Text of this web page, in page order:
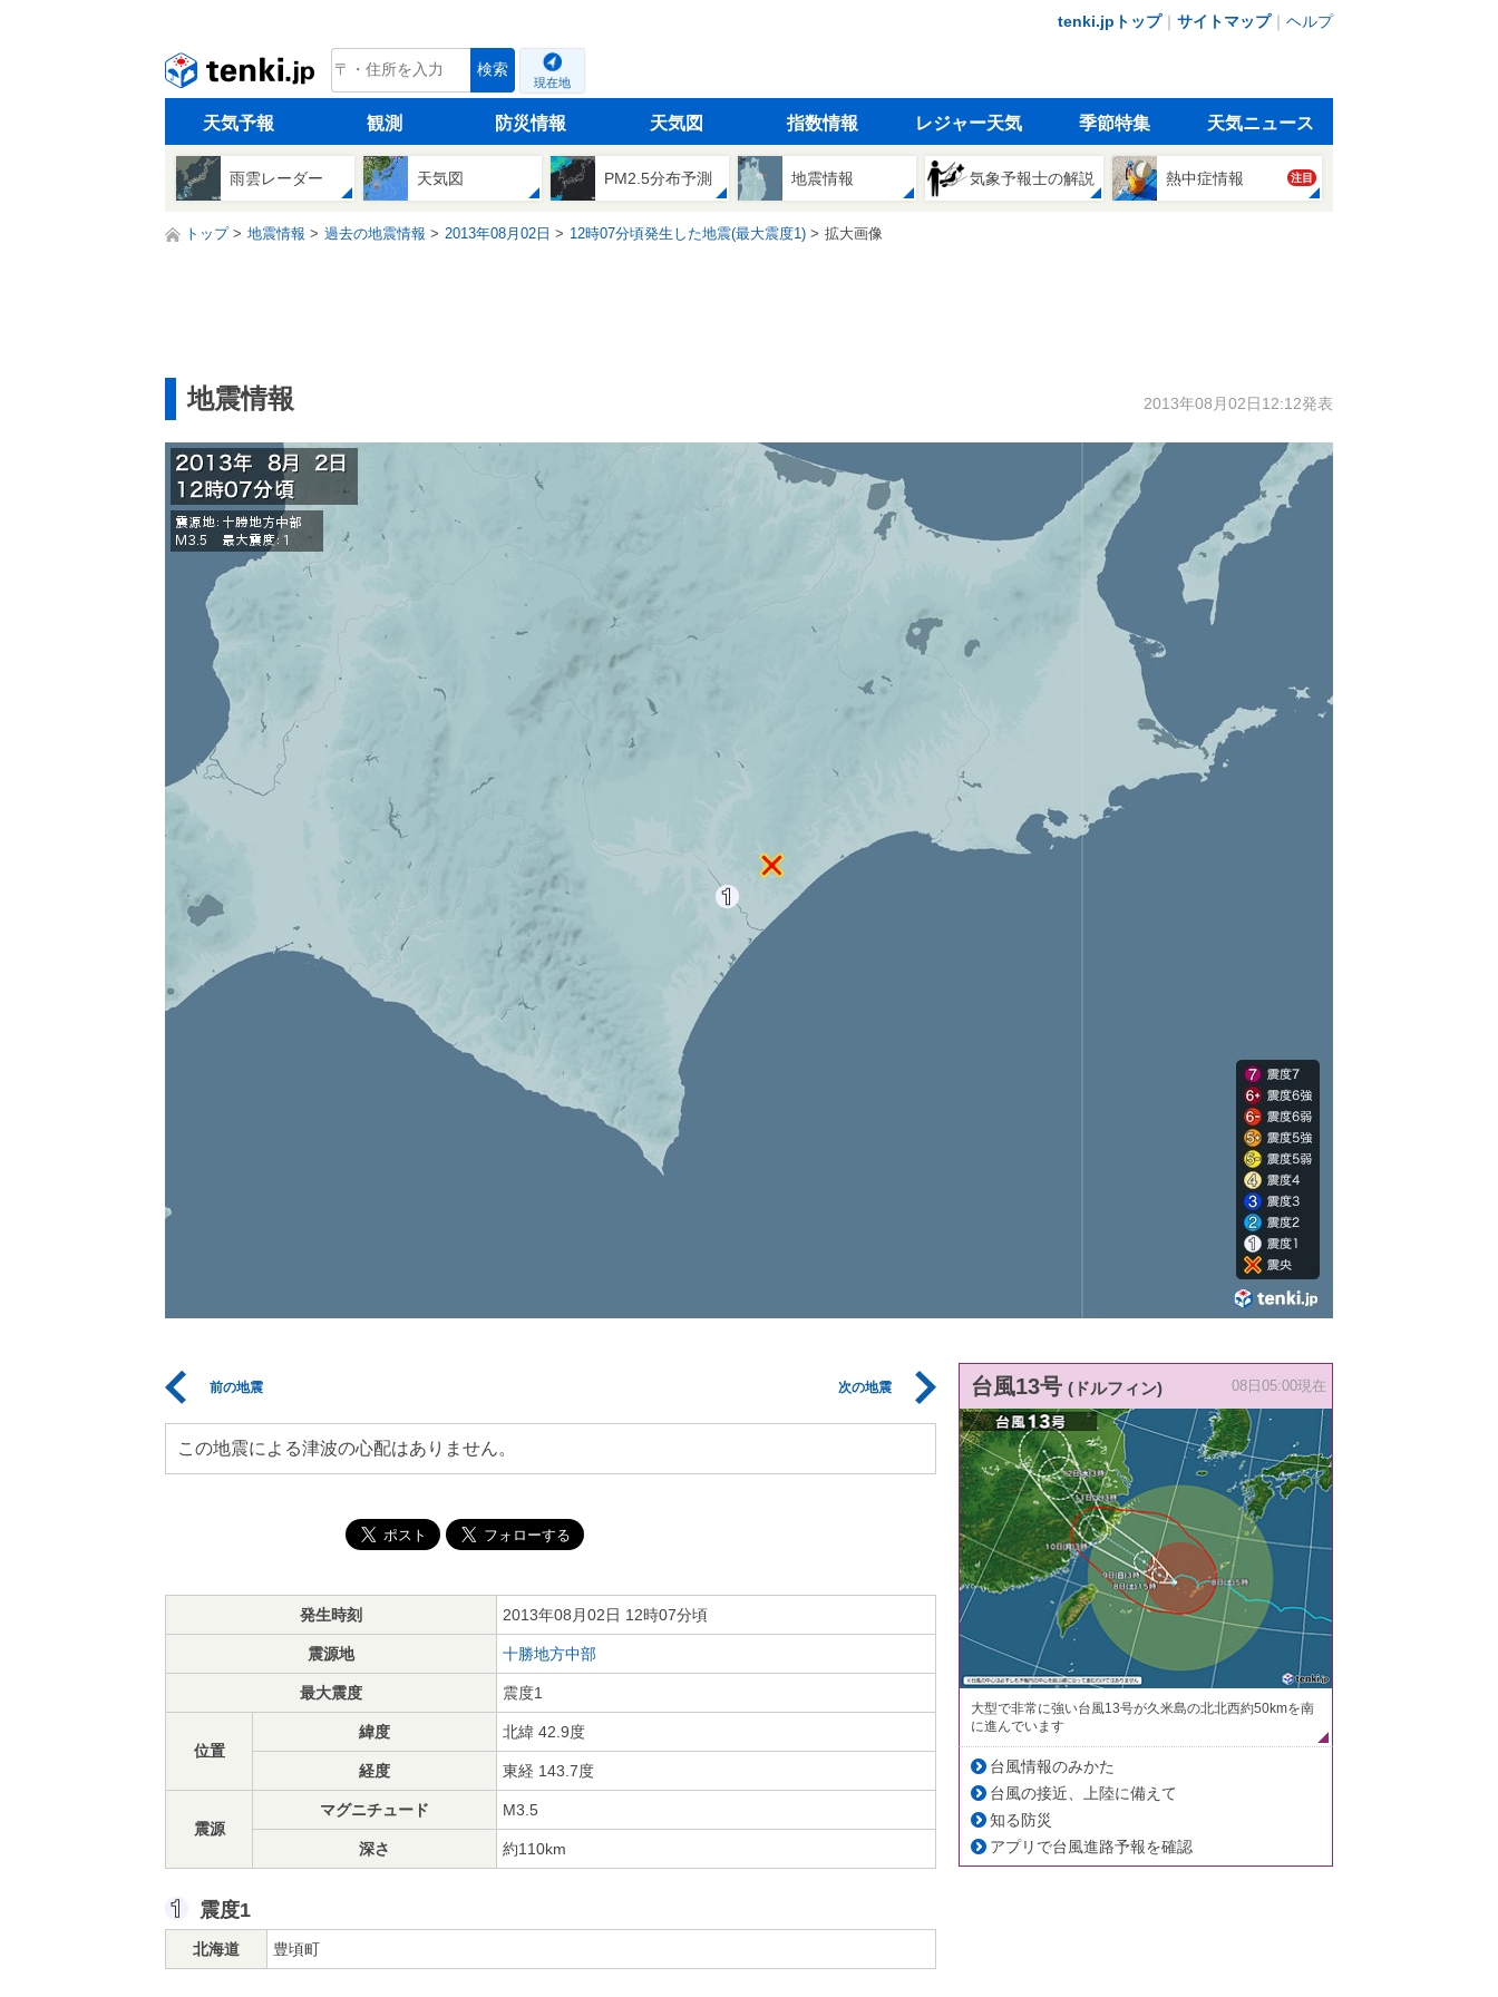
tenki.jpトップ｜ サイトマップ｜ ヘルプ
tenki.jp 検索
現在地
天気予報 観測 防災情報 天気図 指数情報 レジャー天気 季節特集 天気ニュース
雨雲レーダー 天気図 PM2.5分布予測 地震情報 気象予報士の解説 熱中症情報 注目
トップ 地震情報 過去の地震情報 2013年08月02日 12時07分頃発生した地震(最大震度1) 拡大画像
地震情報 2013年08月02日12:12発表
前の地震 次の地震
この地震による津波の心配はありません。
発生時刻 2013年08月02日 12時07分頃
震源地 十勝地方中部
最大震度 震度1
位置
緯度 北緯 42.9度
経度 東経 143.7度
震源
マグニチュード M3.5
深さ 約110km
震度1
北海道 豊頃町
台風13号 (ドルフィン) 08日05:00現在
大型で非常に強い台風13号が久米島の北北西約50kmを南
に進んでいます
台風情報のみかた
台風の接近、上陸に備えて
知る防災
アプリで台風進路予報を確認